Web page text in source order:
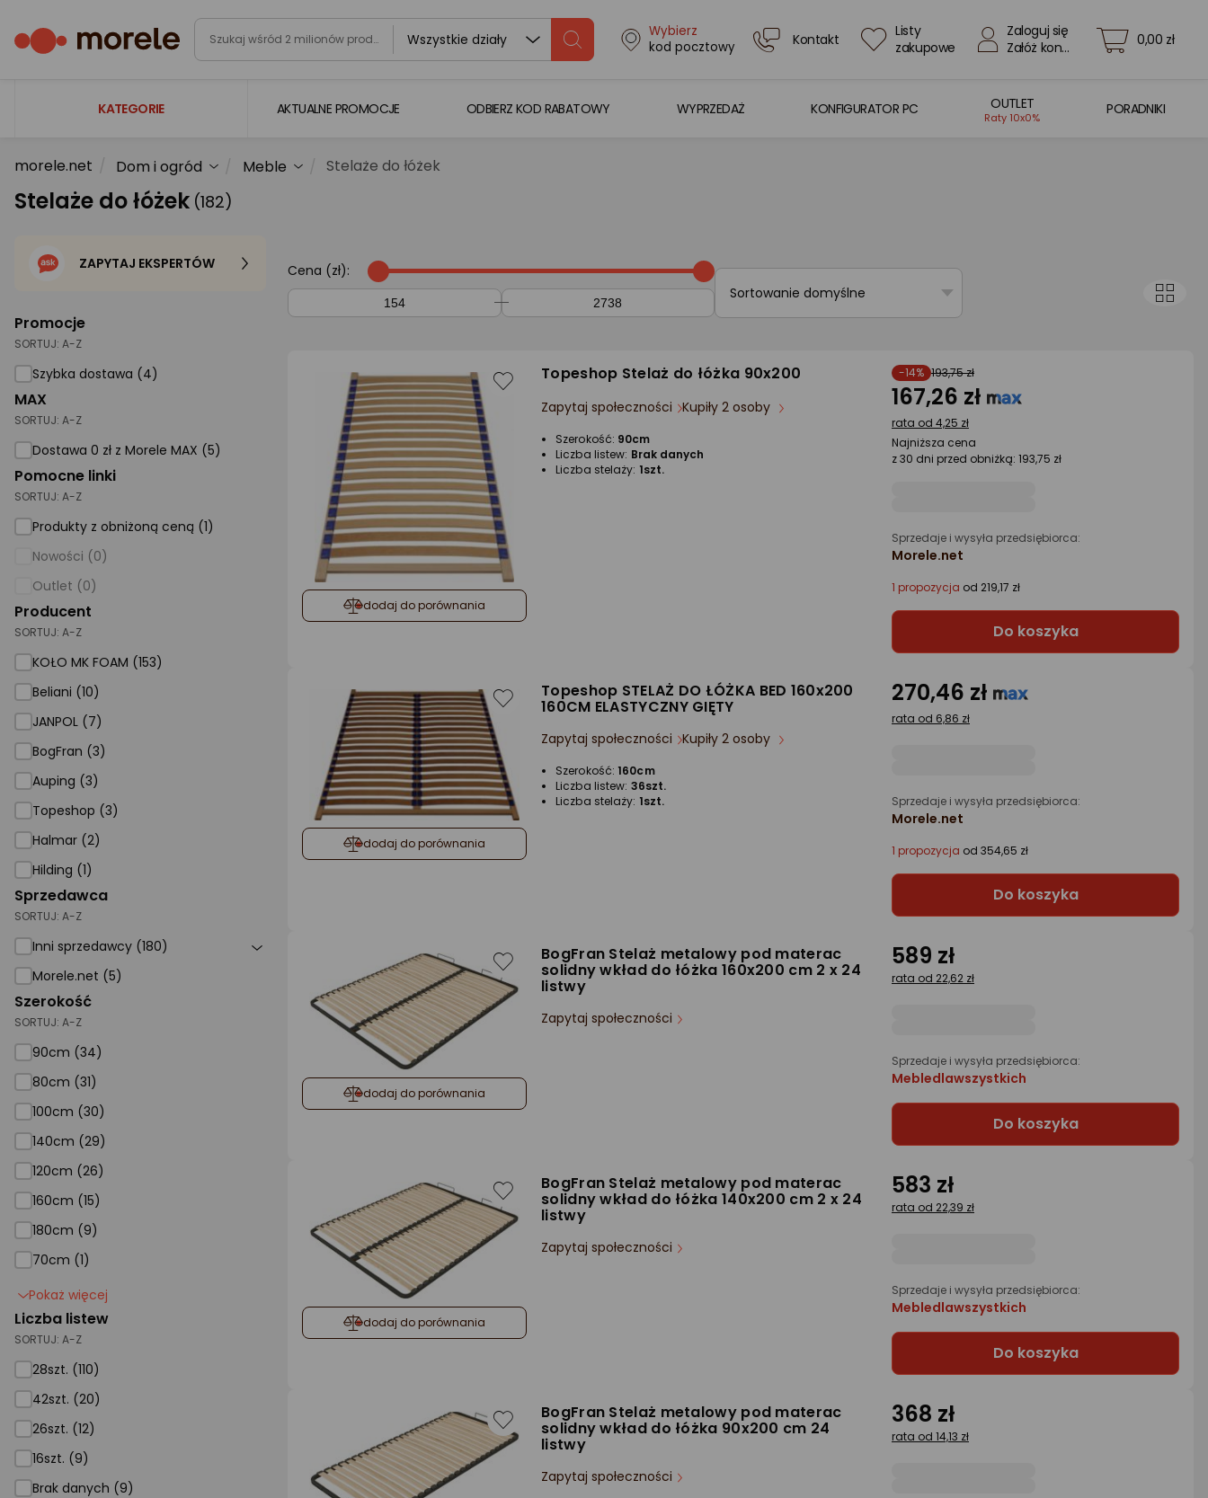
Wszystkie działy
Wybierz
kod pocztowy
Kontakt
Listy
zakupowe
Zaloguj się
Załóż konto
0,00 zł
KATEGORIE
Laptopy
Komputery
Gaming
Telewizory i audio
Foto i kamery
AGD duże
Dom i ogród
Biuro i firma
Sport i turystyka
Zabawki i dziecko
Supermarket
Strefa marek
AKTUALNE PROMOCJE ODBIERZ KOD RABATOWY WYPRZEDAŻ KONFIGURATOR PC OUTLET
Raty 10x0%
PORADNIKI
morele.net Dom i ogród Meble Stelaże do łóżek
Stelaże do łóżek (182)
Promocje
SORTUJ: A-Z
Szybka dostawa (4)
MAX
SORTUJ: A-Z
Dostawa 0 zł z Morele MAX (5)
Pomocne linki
SORTUJ: A-Z
Produkty z obniżoną ceną (1)
Nowości (0)
Outlet (0)
Producent
SORTUJ: A-Z
KOŁO MK FOAM (153)
Beliani (10)
JANPOL (7)
BogFran (3)
Auping (3)
Topeshop (3)
Halmar (2)
Hilding (1)
Sprzedawca
SORTUJ: A-Z
Inni sprzedawcy (180)
Morele.net (5)
Szerokość
SORTUJ: A-Z
90cm (34)
80cm (31)
100cm (30)
140cm (29)
120cm (26)
160cm (15)
180cm (9)
70cm (1)
Pokaż więcej
Liczba listew
SORTUJ: A-Z
28szt. (110)
42szt. (20)
26szt. (12)
16szt. (9)
Brak danych (9)
ZAPYTAJ EKSPERTÓW
Cena (zł):
Sortowanie domyślne
dodaj do porównania
Topeshop Stelaż do łóżka 90x200
Zapytaj społeczności Kupiły 2 osoby
Szerokość: 90cm
Liczba listew: Brak danych
Liczba stelaży: 1szt.
-14% 193,75 zł
167,26 zł
rata od 4,25 zł
Najniższa cena
z 30 dni przed obniżką: 193,75 zł
Sprzedaje i wysyła przedsiębiorca:
Morele.net
1 propozycja od 219,17 zł
Do koszyka
dodaj do porównania
Topeshop STELAŻ DO ŁÓŻKA BED 160x200
160CM ELASTYCZNY GIĘTY
Zapytaj społeczności Kupiły 2 osoby
Szerokość: 160cm
Liczba listew: 36szt.
Liczba stelaży: 1szt.
270,46 zł
rata od 6,86 zł
Sprzedaje i wysyła przedsiębiorca:
Morele.net
1 propozycja od 354,65 zł
Do koszyka
dodaj do porównania
BogFran Stelaż metalowy pod materac
solidny wkład do łóżka 160x200 cm 2 x 24
listwy
Zapytaj społeczności
589 zł
rata od 22,62 zł
Sprzedaje i wysyła przedsiębiorca:
Mebledlawszystkich
Do koszyka
dodaj do porównania
BogFran Stelaż metalowy pod materac
solidny wkład do łóżka 140x200 cm 2 x 24
listwy
Zapytaj społeczności
583 zł
rata od 22,39 zł
Sprzedaje i wysyła przedsiębiorca:
Mebledlawszystkich
Do koszyka
BogFran Stelaż metalowy pod materac
solidny wkład do łóżka 90x200 cm 24
listwy
Zapytaj społeczności
368 zł
rata od 14,13 zł